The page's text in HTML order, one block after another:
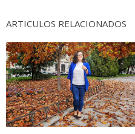
ARTICULOS RELACIONADOS